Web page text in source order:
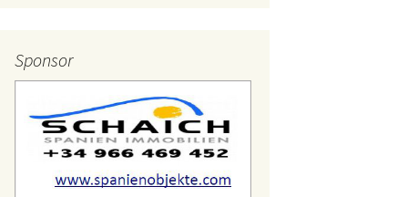
– 2014
– 2013
– 2012
– 2011
Sponsor